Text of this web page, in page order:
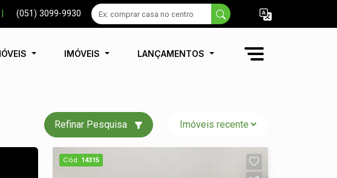
(051) 3099-9930
IMÓVEIS LANÇAMENTOS
Refinar Pesquisa
Cód. 14315